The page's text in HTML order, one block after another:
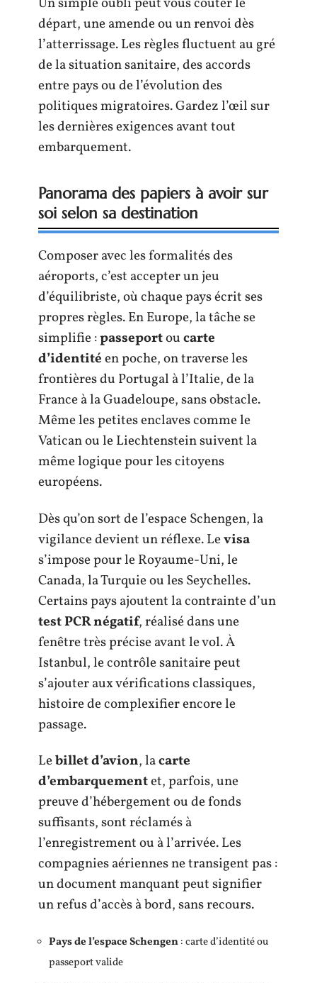
départ, une amende ou un renvoi dès
l’atterrissage. Les règles fluctuent au gré
de la situation sanitaire, des accords
entre pays ou de l’évolution des
politiques migratoires. Gardez l’œil sur
les dernières exigences avant tout
embarquement.
Panorama des papiers à avoir sur
soi selon sa destination
Composer avec les formalités des
aéroports, c’est accepter un jeu
d’équilibriste, où chaque pays écrit ses
propres règles. En Europe, la tâche se
simplifie :passeportoucarte
d’identitéen poche, on traverse les
frontières du Portugal à l’Italie, de la
France à la Guadeloupe, sans obstacle.
Même les petites enclaves comme le
Vatican ou le Liechtenstein suivent la
même logique pour les citoyens
européens.
Dès qu’on sort de l’espace Schengen, la
vigilance devient un réflexe. Levisa
s’impose pour le Royaume-Uni, le
Canada, la Turquie ou les Seychelles.
Certains pays ajoutent la contrainte d’un
test PCR négatif, réalisé dans une
fenêtre très précise avant le vol. À
Istanbul, le contrôle sanitaire peut
s’ajouter aux vérifications classiques,
histoire de complexifier encore le
passage.
Lebillet d’avion, lacarte
d’embarquementet, parfois, une
preuve d’hébergement ou de fonds
suffisants, sont réclamés à
l’enregistrement ou à l’arrivée. Les
compagnies aériennes ne transigent pas :
un document manquant peut signifier
un refus d’accès à bord, sans recours.
Pays de l’espace Schengen: carte d’identité ou
passeport valide